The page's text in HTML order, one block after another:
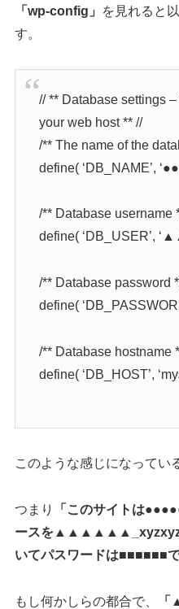
「wp-config」
を見れると
す。
// ** Database settings
your web host ** //
/** The name of the
define( ‘DB_NAME’,
/** Database username
define( ‘DB_USER’,
/** Database password
define(
/** Database hostname
define( ‘DB_HOST’,
このような感じになってい
つまり
「このサイトは
ースを▲▲▲▲▲▲_xyzxyz
いてパスワードは■■■■■■で
もし何かしらの都合で、